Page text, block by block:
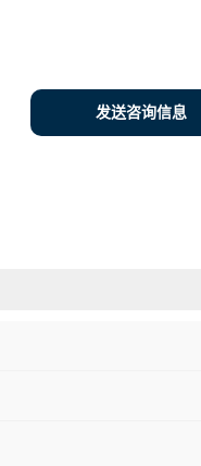
发送咨询信息